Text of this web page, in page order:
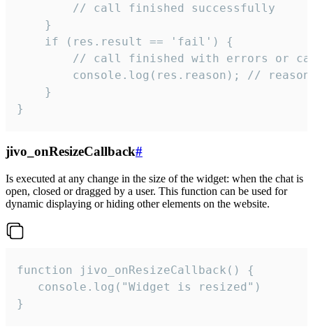
        // call finished successfully
    }
    if (res.result == 'fail') {
// call finished with errors or
console.log(res.reason); //
    }
}
jivo_onResizeCallback#
Is executed at any change in the size of the widget: when the chat is
open, closed or dragged by a user. This function can be used for
dynamic displaying or hiding other elements on the website.
function jivo_onResizeCallback() {
   console.log("Widget is resized")
}